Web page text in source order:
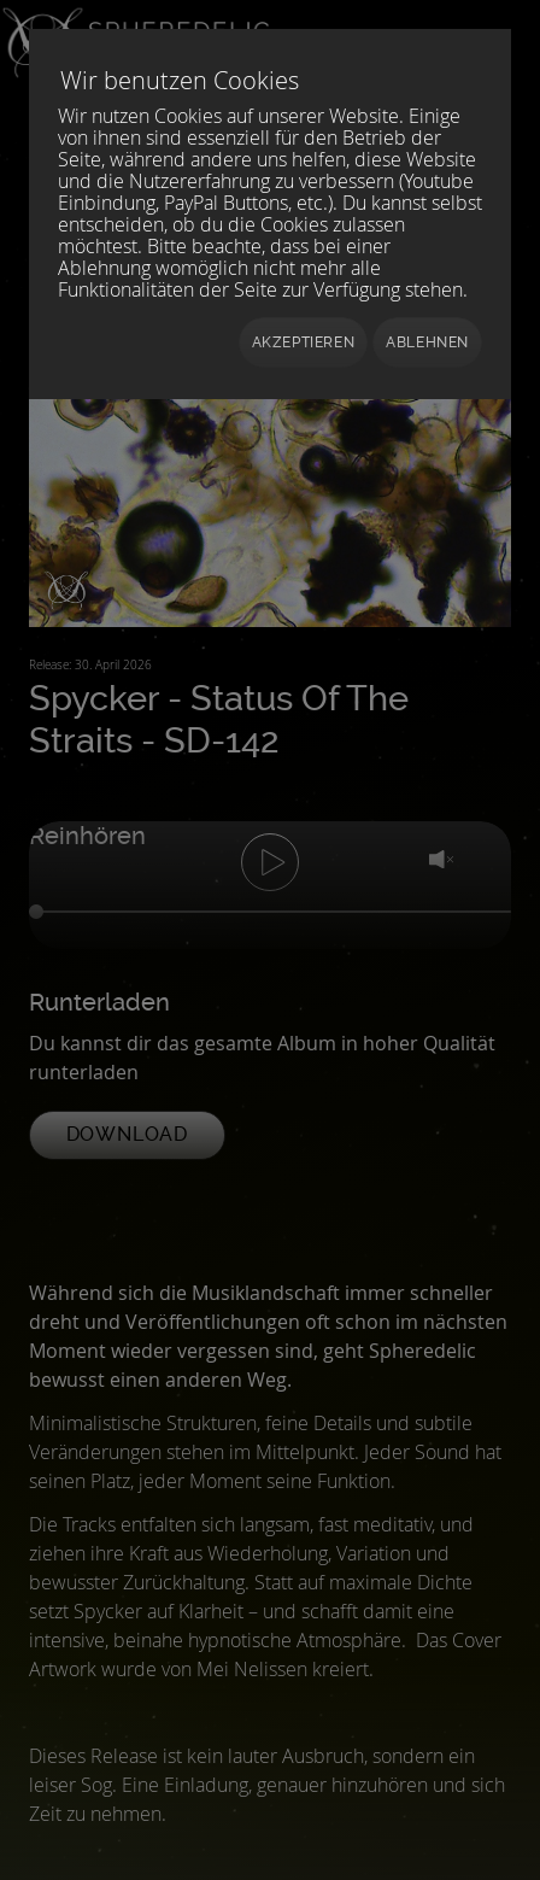
Sprache auswählen
Release: 30. April 2026
Spycker - Status Of The
Straits - SD-142
Reinhören
Runterladen
Du kannst dir das gesamte Album in hoher Qualität
runterladen
DOWNLOAD
Während sich die Musiklandschaft immer schneller
dreht und Veröffentlichungen oft schon im nächsten
Moment wieder vergessen sind, geht Spheredelic
bewusst einen anderen Weg.
Minimalistische Strukturen, feine Details und subtile
Veränderungen stehen im Mittelpunkt. Jeder Sound hat
seinen Platz, jeder Moment seine Funktion.
Die Tracks entfalten sich langsam, fast meditativ, und
ziehen ihre Kraft aus Wiederholung, Variation und
bewusster Zurückhaltung. Statt auf maximale Dichte
setzt Spycker auf Klarheit – und schafft damit eine
intensive, beinahe hypnotische Atmosphäre. Das Cover
Artwork wurde von Mei Nelissen kreiert.
Dieses Release ist kein lauter Ausbruch, sondern ein
leiser Sog. Eine Einladung, genauer hinzuhören und sich
Zeit zu nehmen.
Wir benutzen Cookies
Wir nutzen Cookies auf unserer Website. Einige
von ihnen sind essenziell für den Betrieb der
Seite, während andere uns helfen, diese Website
und die Nutzererfahrung zu verbessern (Youtube
Einbindung, PayPal Buttons, etc.). Du kannst selbst
entscheiden, ob du die Cookies zulassen
möchtest. Bitte beachte, dass bei einer
Ablehnung womöglich nicht mehr alle
Funktionalitäten der Seite zur Verfügung stehen.
AKZEPTIEREN ABLEHNEN